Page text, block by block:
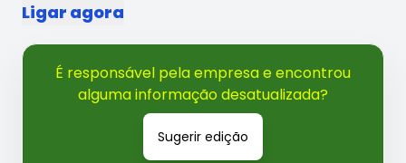
Ligar agora
É responsável pela empresa e encontrou
alguma informação desatualizada?
Sugerir edição